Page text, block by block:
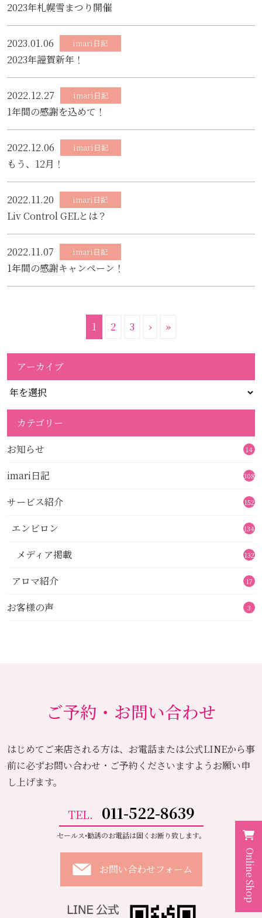
2023年札幌雪まつり開催
2023.01.06 imari日記
2023年謹賀新年！
2022.12.27 imari日記
1年間の感謝を込めて！
2022.12.06 imari日記
もう、12月！
2022.11.20 imari日記
Liv Control GELとは？
2022.11.07 imari日記
1年間の感謝キャンペーン！
1 2 3 › »
アーカイブ
カテゴリー
お知らせ
14
imari日記 308
サービス紹介 152
エンビロン 134
メディア掲載 132
アロマ紹介 17
お客様の声 3
ご予約・お問い合わせ
はじめてご来店される方は、お電話または公式LINEから事
前に必ずお問い合わせ・ご予約くださいますようお願い申
し上げます。
TEL. 011-522-8639
セールス•勧誘のお電話は固くお断り致します。
お問い合わせフォーム Online Shop